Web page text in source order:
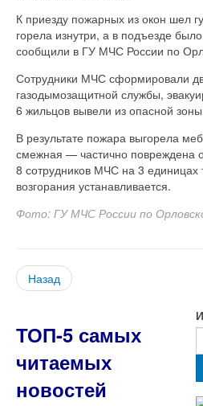
К приезду пожарных из окон шел
горела изнутри, а в подъезде
сообщили в ГУ МЧС России по
Сотрудники МЧС сформировали
газодымозащитной службы,
6 жильцов вывели из опасной
В результате пожара выгорела
смежная — частично повреждена
8 сотрудников МЧС на 3 единицах
возгорания устанавливается.
Фото: ГУ МЧС России по
Назад
ТОП-5 самых
читаемых
новостей